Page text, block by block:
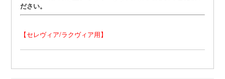
ださい。
【セレヴィア/ラクヴィア用】